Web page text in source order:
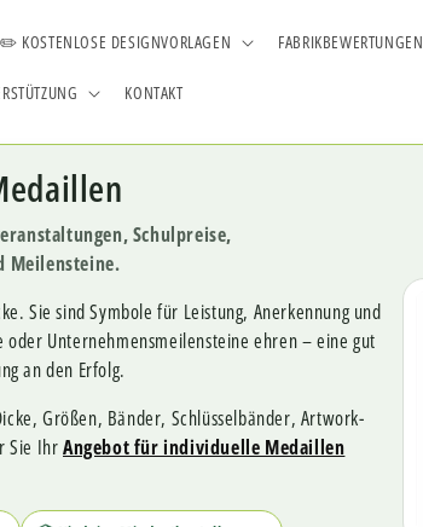
✏️ KOSTENLOSE DESIGNVORLAGEN FABRIKBEWERTUNGEN
KONTAKT
Schulpreise,
Meilensteine.
Sie sind Symbole für Leistung, Anerkennung und
oder Unternehmensmeilensteine ehren – eine gut
an den Erfolg.
Größen, Bänder, Schlüsselbänder, Artwork-
Sie IhrAngebot für individuelle Medaillen